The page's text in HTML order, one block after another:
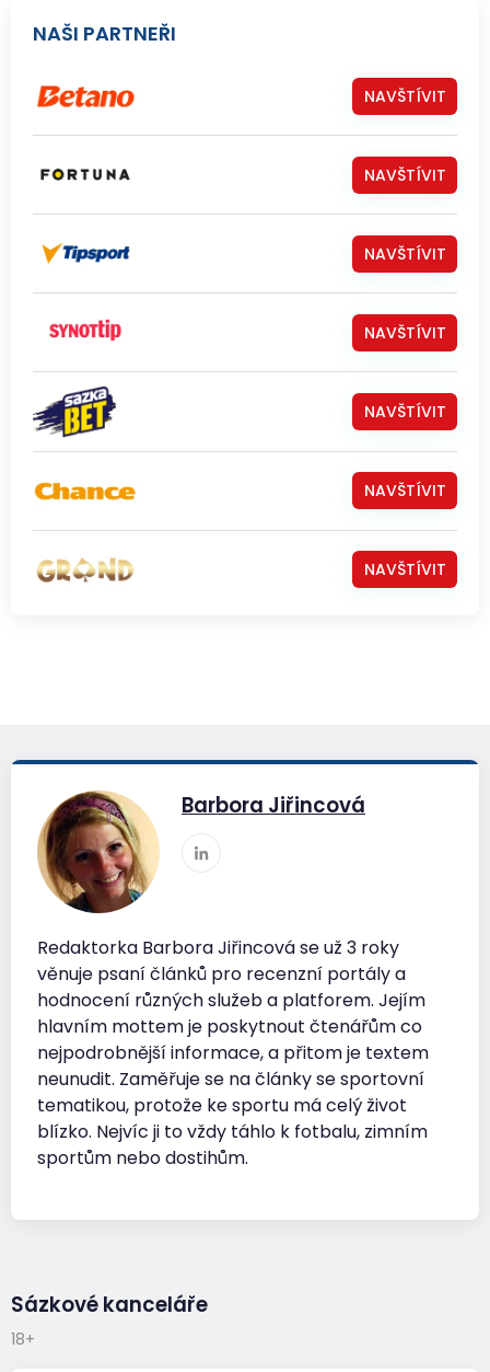
NAŠI PARTNEŘI
NAVŠTÍVIT
NAVŠTÍVIT
NAVŠTÍVIT
NAVŠTÍVIT
NAVŠTÍVIT
NAVŠTÍVIT
NAVŠTÍVIT
Barbora Jiřincová
Redaktorka Barbora Jiřincová se už 3 roky
věnuje psaní článků pro recenzní portály a
hodnocení různých služeb a platforem. Jejím
hlavním mottem je poskytnout čtenářům co
nejpodrobnější informace, a přitom je textem
neunudit. Zaměřuje se na články se sportovní
tematikou, protože ke sportu má celý život
blízko. Nejvíc ji to vždy táhlo k fotbalu, zimním
sportům nebo dostihům.
Sázkové kanceláře
18+